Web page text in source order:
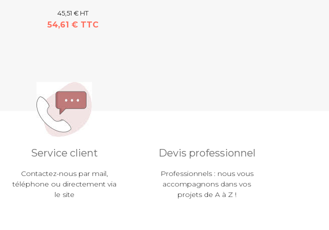
45,51 € HT
54,61 € TTC
Service client
Contactez-nous par mail,
téléphone ou directement via
le site
Devis professionnel
Professionnels : nous vous
accompagnons dans vos
projets de A à Z !